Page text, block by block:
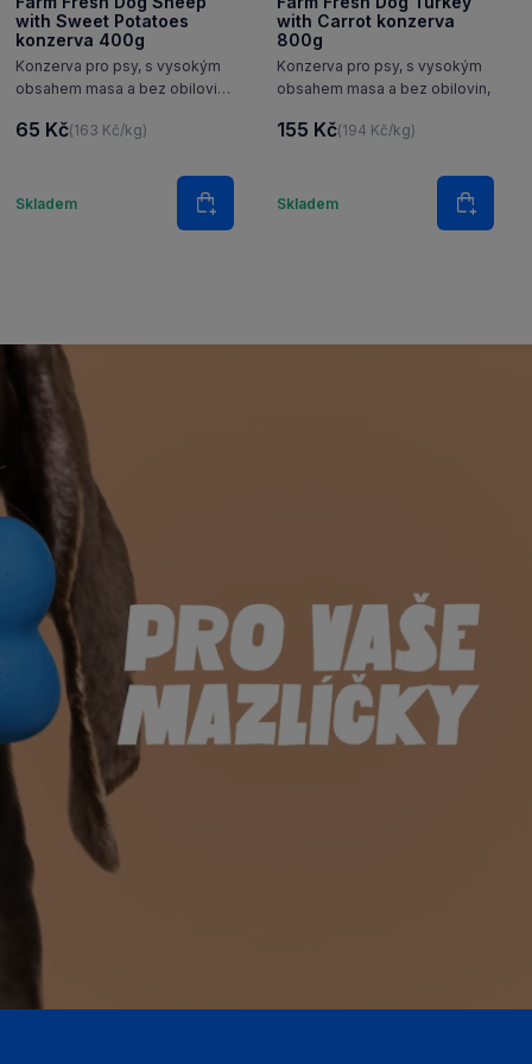
with Sweet Potatoes
konzerva 400g
Konzerva pro psy, s vysokým
obsahem masa a bez obilovin,
65 Kč(163 Kč/kg)
Skladem
Množství
Do košíku
with Carrot konzerva
800g
Konzerva pro psy, s vysokým
obsahem masa a bez obilovin,
155 Kč(194 Kč/kg)
Skladem
Množství
Do